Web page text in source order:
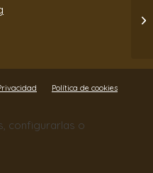
Política de cookies
configurarlas o